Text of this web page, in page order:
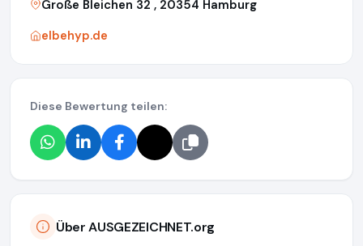
Große Bleichen 32 , 20354 Hamburg
elbehyp.de
Diese Bewertung teilen:
Über AUSGEZEICHNET.org